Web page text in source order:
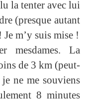
la tenter avec lui
(presque autant
m’y suis mise !
mesdames. La
de 3 km (peut-
ne me souviens
8 minutes